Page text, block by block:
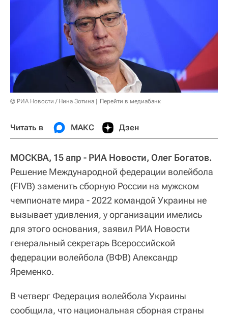
© РИА Новости / Нина Зотина Перейти в медиабанк
Читать в МАКС Дзен
МОСКВА, 15 апр - РИА Новости, Олег Богатов.
Решение Международной федерации волейбола
(FIVB) заменить сборную России на мужском
чемпионате мира - 2022 командой Украины не
вызывает удивления, у организации имелись
для этого основания, заявил РИА Новости
генеральный секретарь Всероссийской
федерации волейбола (ВФВ) Александр
Яременко.
В четверг Федерация волейбола Украины
сообщила, что национальная сборная страны